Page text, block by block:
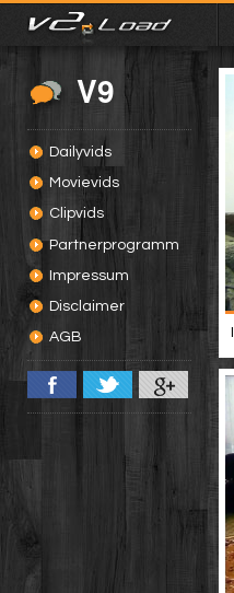
V9
Dailyvids
Movievids
Clipvids
Partnerprogramm
Impressum
Disclaimer
AGB